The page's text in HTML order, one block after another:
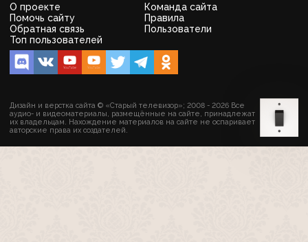
О проекте
Команда сайта
Помочь сайту
Правила
Обратная связь
Пользователи
Топ пользователей
Дизайн и верстка сайта © «Старый телевизор»; 2008 - 2026 Все
аудио- и видеоматериалы, размещённые на сайте, принадлежат
их владельцам. Нахождение материалов на сайте не оспаривает
авторские права их создателей.